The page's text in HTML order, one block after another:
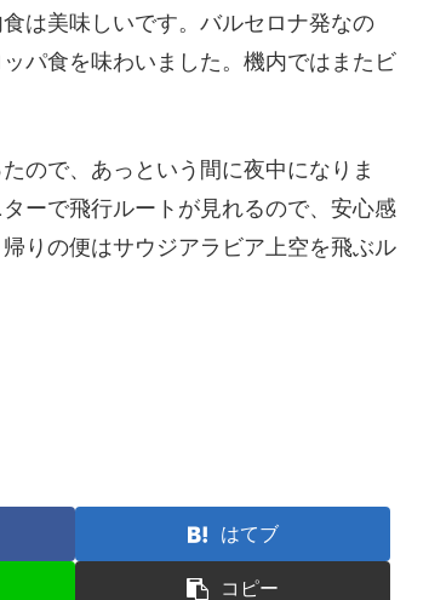
は美味しいです。バルセロナ発なの
パ食を味わいました。機内ではまたビ
ので、あっという間に夜中になりま
ーで飛行ルートが見れるので、安心感
りの便はサウジアラビア上空を飛ぶル
はてブ
コピー